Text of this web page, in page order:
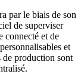
par le biais de son
de superviser
connecté et de
et
de production sont